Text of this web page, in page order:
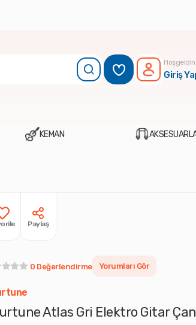
Giriş
KEMAN
Paylaş
0 Değerlendirme Yorumları Gör
Atlas Gri Elektro Gitar